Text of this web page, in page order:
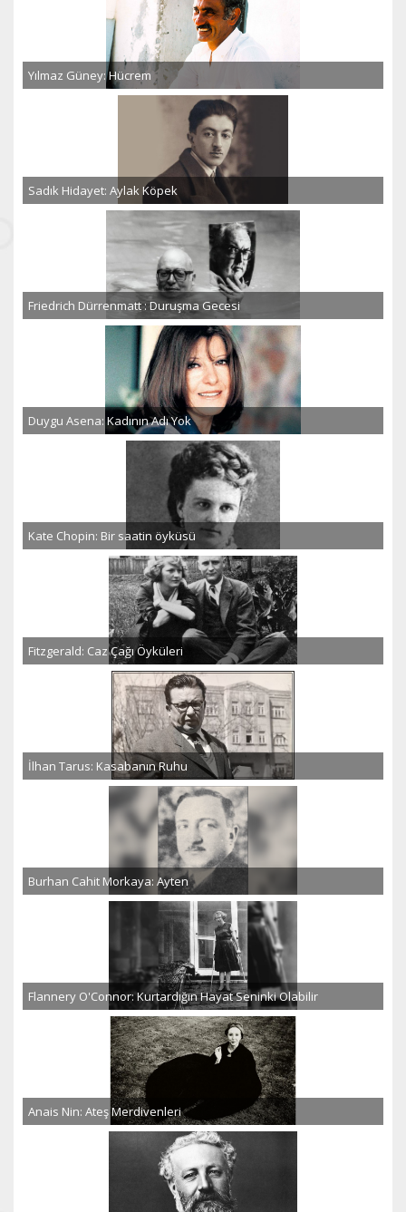
Yılmaz Güney: Hücrem
Sadık Hidayet: Aylak Köpek
Friedrich Dürrenmatt : Duruşma Gecesi
Duygu Asena: Kadının Adı Yok
Kate Chopin: Bir saatin öyküsü
Fitzgerald: Caz Çağı Öyküleri
İlhan Tarus: Kasabanın Ruhu
Burhan Cahit Morkaya: Ayten
Flannery O'Connor: Kurtardığın Hayat Seninki Olabilir
Anais Nin: Ateş Merdivenleri